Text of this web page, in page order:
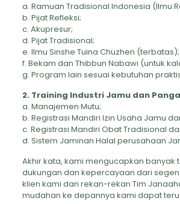
a. Ramuan Tradisional Indonesia (Ilmu
b. Pijat Refleksi;
c. Akupresur;
d. Pijat Tradisional;
e. Ilmu Sinshe Tuina Chuzhen (terbatas);
f. Bekam dan Thibbun Nabawi (untuk
g. Program lain sesuai kebutuhan
2. Training Industri Jamu dan
a. Manajemen Mutu;
b. Registrasi Mandiri Izin Usaha Jamu
c. Registrasi Mandiri Obat Tradisional
d. Sistem Jaminan Halal perusahaan
Akhir kata, kami mengucapkan banyak
dukungan dan kepercayaan dari
klien kami dan rekan-rekan Tim
mudahan ke depannya kami dapat